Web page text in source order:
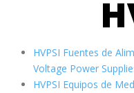
HVPSI Fuentes de
Voltage Power
HVPSI Equipos de